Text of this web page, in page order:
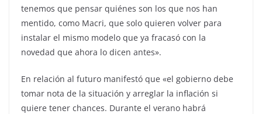
tenemos que pensar quiénes son los que nos han
mentido, como Macri, que solo quieren volver para
instalar el mismo modelo que ya fracasó con la
novedad que ahora lo dicen antes».
En relación al futuro manifestó que «el gobierno debe
tomar nota de la situación y arreglar la inflación si
quiere tener chances. Durante el verano habrá